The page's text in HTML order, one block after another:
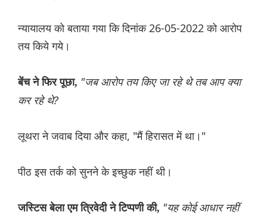
न्यायालय को बताया गया कि दिनांक 26-05-2022 को आरोप
तय किये गये।
बेंच ने फिर पूछा, "जब आरोप तय किए जा रहे थे तब आप क्या
कर रहे थे?
लूथरा ने जवाब दिया और कहा, "मैं हिरासत में था।"
पीठ इस तर्क को सुनने के इच्छुक नहीं थी।
जस्टिस बेला एम त्रिवेदी ने टिप्पणी की, "यह कोई आधार नहीं